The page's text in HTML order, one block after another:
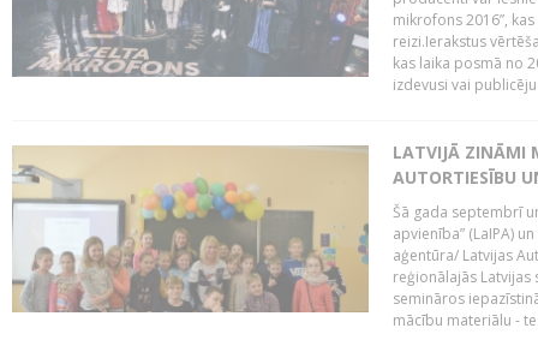
mikrofons 2016”,
reizi.Ierakstus
kas laika posmā no
izdevusi vai
LATVIJĀ ZINĀMI
AUTORTIESĪBU
Šā gada septembrī
apvienība” (LaIPA)
aģentūra/ Latvijas
reģionālajās
semināros
mācību materiālu -